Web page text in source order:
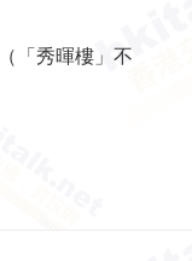
「秀暉樓」不